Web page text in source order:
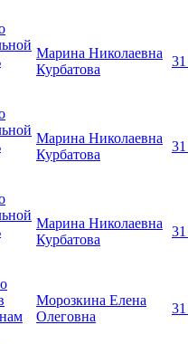
Марина Николаевна
Курбатова
Марина Николаевна
Курбатова
Марина Николаевна
Курбатова
Морозкина Елена
Олеговна